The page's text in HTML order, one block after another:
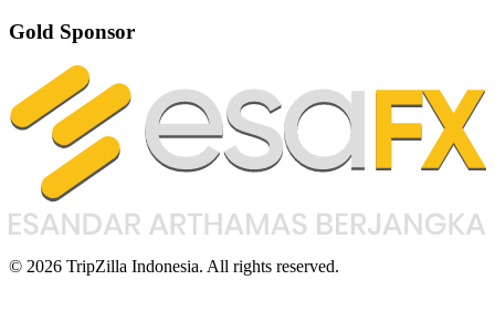
Gold Sponsor
© 2026 TripZilla Indonesia. All rights reserved.